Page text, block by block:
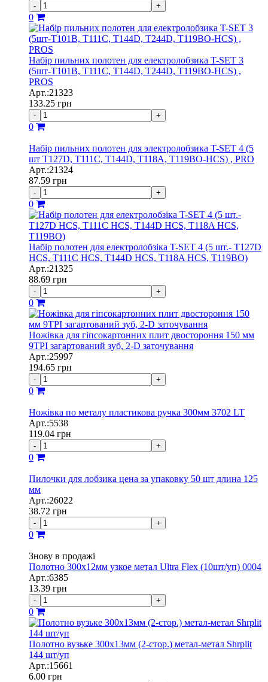
- +
0
Набір пильних полотен для електролобзика T-SET 3
(5шт-Т101В, T111C, T144D, T244D, T119BO-HCS) ,
PROS
Арт.:21323
133.25 грн
- +
0
Набір пильних полотен для электролобзика T-SET 4 (5
шт T127D, T111C, T144D, T118A, T119BO-HCS) , PRO
Арт.:21324
87.59 грн
- +
0
Набір полотен для електролобзіка T-SET 4 (5 шт.- T127D
HCS, T111C HCS, T144D HCS, T118A HCS, T119BO)
Арт.:21325
88.69 грн
- +
0
Ножівка для гіпсокартонних плит двостороння 150 мм
9TPI загартований зуб, 2-D заточування
Арт.:25997
194.65 грн
- +
0
Ножівка по металу пластикова ручка 300мм 3702 LT
Арт.:5538
119.04 грн
- +
0
Пилочки для лобзика цена за упаковку 50 шт длина 125
мм
Арт.:26022
38.72 грн
- +
0
Знову в продажі
Полотно 300х12мм узкое метал Ultra Flex (10шт/уп) 0004
Арт.:6385
13.39 грн
- +
0
Полотно вузьке 300х13мм (2-стор.) метал-метал Shrplit
144 шт/уп
Арт.:15661
6.00 грн